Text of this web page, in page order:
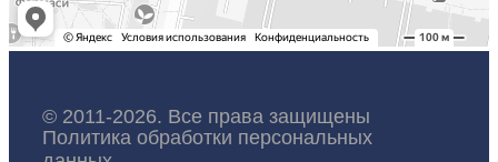
© 2011-2026. Все права защищены
Политика обработки персональных